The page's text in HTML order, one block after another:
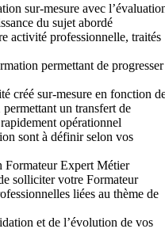
sur-mesure avec
du sujet abordé
activité professionnelle, traités
permettant de progresser
créé sur-mesure en fonction
un transfert de
opérationnel
sont à définir selon vos
Formateur Expert Métier
solliciter votre Formateur
liées au thème de
et de l’évolution de vos